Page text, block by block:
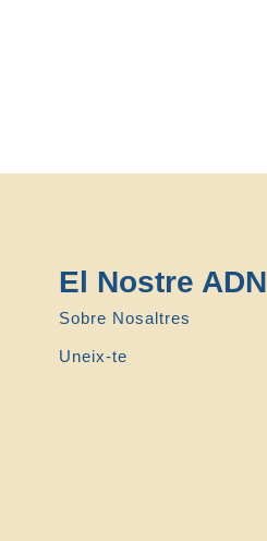
El Nostre ADN
Sobre Nosaltres
Uneix-te